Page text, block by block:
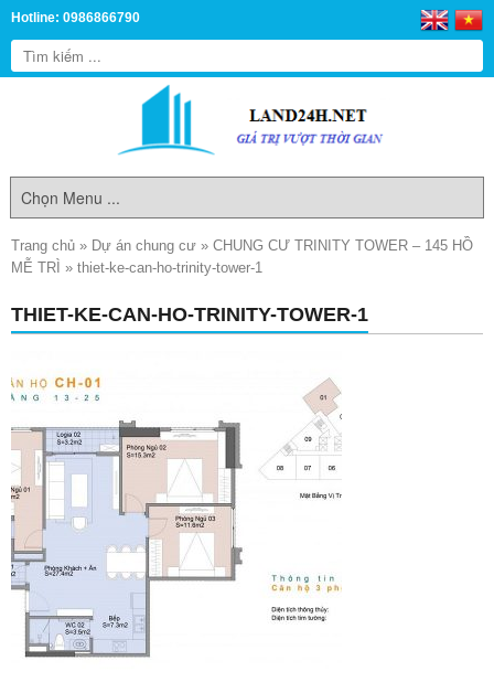
Hotline: 0986866790
Trang chủ » Dự án chung cư » CHUNG CƯ TRINITY TOWER – 145 HỒ
MỄ TRÌ » thiet-ke-can-ho-trinity-tower-1
THIET-KE-CAN-HO-TRINITY-TOWER-1